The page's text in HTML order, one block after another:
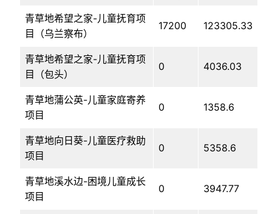
青草地希望之家-儿童抚育项
目（乌兰察布）
17200 123305.33
青草地希望之家-儿童抚育项
目（包头）
0 4036.03
青草地蒲公英-儿童家庭寄养
项目
0 1358.6
青草地向日葵-儿童医疗救助
项目
0 5358.6
青草地溪水边-困境儿童成长
项目
0 3947.77